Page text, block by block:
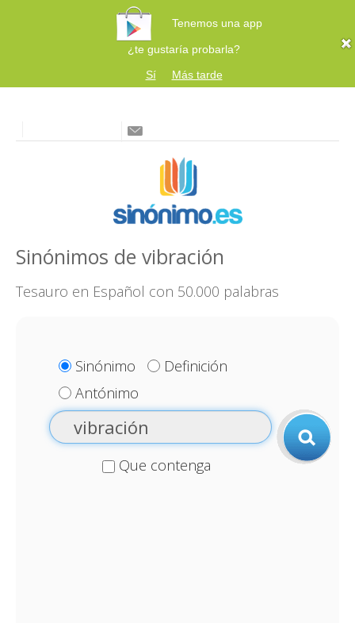
Tenemos una app
¿te gustaría probarla?
Sí
Más tarde
Sinónimos de vibración
Tesauro en Español con 50.000 palabras
Sinónimo
Definición
Antónimo
Que contenga